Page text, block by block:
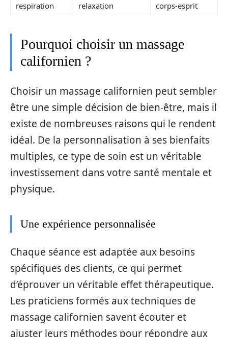
respiration
relaxation
corps-esprit
Pourquoi choisir un massage
californien ?
Choisir un massage californien peut sembler
être une simple décision de bien-être, mais il
existe de nombreuses raisons qui le rendent
idéal. De la personnalisation à ses bienfaits
multiples, ce type de soin est un véritable
investissement dans votre santé mentale et
physique.
Une expérience personnalisée
Chaque séance est adaptée aux besoins
spécifiques des clients, ce qui permet
d’éprouver un véritable effet thérapeutique.
Les praticiens formés aux techniques de
massage californien savent écouter et
ajuster leurs méthodes pour répondre aux